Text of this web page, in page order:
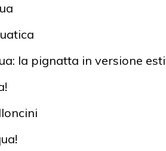
la pignatta in versione